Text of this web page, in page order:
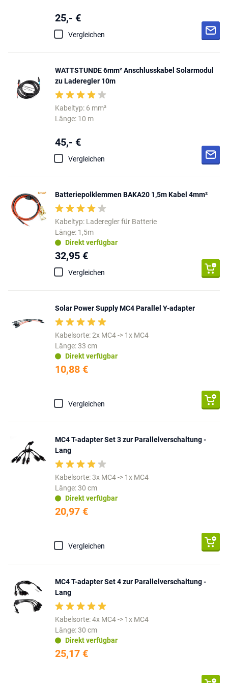
25,- €
Vergleichen
WATTSTUNDE 6mm² Anschlusskabel Solarmodul
zu Laderegler 10m
Kabeltyp: 6 mm²
Länge: 10 m
45,- €
Vergleichen
Batteriepolklemmen BAKA20 1,5m Kabel 4mm²
Kabeltyp: Laderegler für Batterie
Länge: 1,5m
Direkt verfügbar
32,95 €
Vergleichen
Solar Power Supply MC4 Parallel Y-adapter
Kabelsorte: 2x MC4 -> 1x MC4
Länge: 33 cm
Direkt verfügbar
10,88 €
Vergleichen
MC4 T-adapter Set 3 zur Parallelverschaltung -
Lang
Kabelsorte: 3x MC4 -> 1x MC4
Länge: 30 cm
Direkt verfügbar
20,97 €
Vergleichen
MC4 T-adapter Set 4 zur Parallelverschaltung -
Lang
Kabelsorte: 4x MC4 -> 1x MC4
Länge: 30 cm
Direkt verfügbar
25,17 €